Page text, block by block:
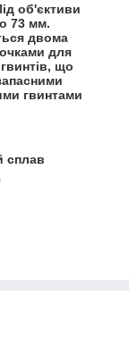
об'єктиви
73 мм.
двома
для
що
гвинтами
сплав